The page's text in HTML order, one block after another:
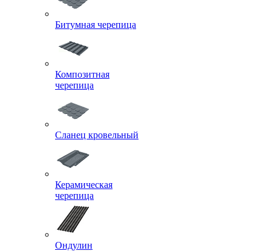
Битумная черепица
Композитная
черепица
Сланец кровельный
Керамическая
черепица
Ондулин